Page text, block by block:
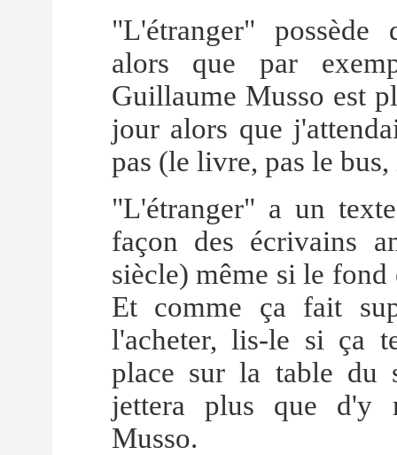
"L'étranger"
alors que par
Guillaume Musso est
jour alors que
pas (le livre, pas le
"L'étranger" a un
façon des écrivains
siècle) même si le
Et comme ça fait
l'acheter, lis-le si ça
place sur la table du
jettera plus que d'y
Musso.